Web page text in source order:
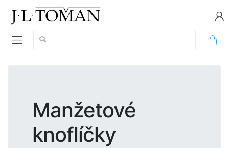
Vyhledávání:
Manžetové
knoflíčky